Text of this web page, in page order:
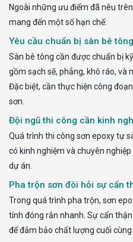
Ngoài những ưu điểm đã nêu
mang đến một số hạn chế:
Yêu cầu chuẩn bị sàn bê
Sàn bê tông cần được chuẩn bị
gồm sạch sẽ, phẳng, khô ráo, và
Đặc biệt, cần thực hiện công
sơn.
Đội ngũ thi công cần kinh
Quá trình thi công sơn epoxy tự
có kinh nghiệm và chuyên
dự án.
Pha trộn sơn đòi hỏi sự cẩn
Trong quá trình pha trộn, sơn
tính đóng rắn nhanh. Sự cẩn
để đảm bảo chất lượng cuối cùng